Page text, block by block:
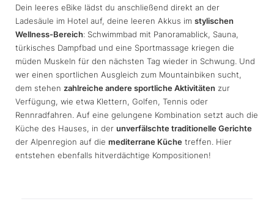
Dein leeres eBike lädst du anschließend direkt an der
Ladesäule im Hotel auf, deine leeren Akkus im stylischen
Wellness-Bereich: Schwimmbad mit Panoramablick, Sauna,
türkisches Dampfbad und eine Sportmassage kriegen die
müden Muskeln für den nächsten Tag wieder in Schwung. Und
wer einen sportlichen Ausgleich zum Mountainbiken sucht,
dem stehen zahlreiche andere sportliche Aktivitäten zur
Verfügung, wie etwa Klettern, Golfen, Tennis oder
Rennradfahren. Auf eine gelungene Kombination setzt auch die
Küche des Hauses, in der unverfälschte traditionelle Gerichte
der Alpenregion auf die mediterrane Küche treffen. Hier
entstehen ebenfalls hitverdächtige Kompositionen!